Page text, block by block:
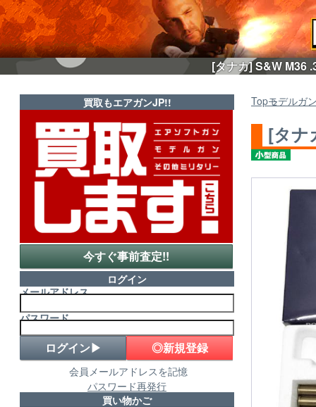
[タナカ] S&W M36
Topモデルガ
[タナ
買取もエアガンJP!!
今すぐ事前査定!!
ログイン
メールアドレス
パスワード
◎新規登録
会員メールアドレスを記憶
パスワード再発行
買い物かご